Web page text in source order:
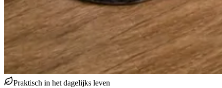
Praktisch in het dagelijks leven